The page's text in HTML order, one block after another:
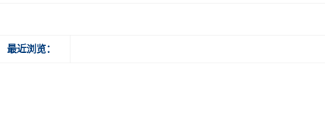
最近浏览：